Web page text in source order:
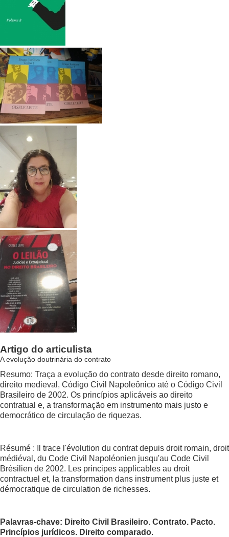
Artigo do articulista
A evolução doutrinária do contrato
Resumo: Traça a evolução do contrato desde direito romano,
direito medieval, Código Civil Napoleônico até o Código Civil
Brasileiro de 2002. Os princípios aplicáveis ao direito
contratual e, a transformação em instrumento mais justo e
democrático de circulação de riquezas.
Résumé : Il trace l'évolution du contrat depuis droit romain, droit
médiéval, du Code Civil Napoléonien jusqu'au Code Civil
Brésilien de 2002. Les principes applicables au droit
contractuel et, la transformation dans instrument plus juste et
démocratique de circulation de richesses.
Palavras-chave: Direito Civil Brasileiro. Contrato. Pacto.
Princípios jurídicos. Direito comparado.